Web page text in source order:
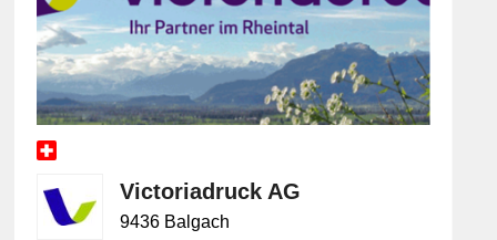
Victoriadruck AG
9436 Balgach